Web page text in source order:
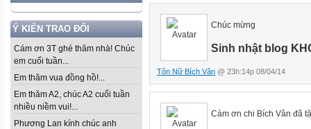
Ý KIẾN TRAO ĐỔI
Cám ơn 3T ghé thăm nhà! Chúc
em cuối tuần...
Em thăm vua đồng hồ!...
Em thăm A2, chúc A2 cuối tuần
nhiều niềm vui!...
Phương Lan kính chúc anh
Chúc mừng
Sinh nhật blog
Tôn Nữ Bích Vân @ 23h:14p 08/04/14
Cám ơn chi Bích Vân đã